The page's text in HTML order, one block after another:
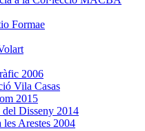
Formae
2006
Vila Casas
2015
del Disseny 2014
Arestes 2004